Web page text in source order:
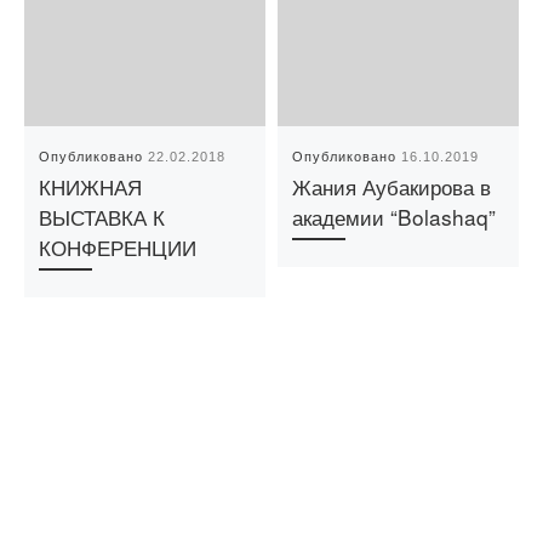
Опубликовано22.02.2018
КНИЖНАЯ
ВЫСТАВКА К
КОНФЕРЕНЦИИ
Опубликовано 16.10.2019
Жания Аубакирова в
академии “Bolashaq”